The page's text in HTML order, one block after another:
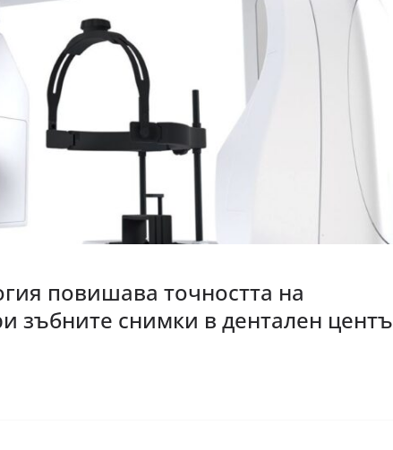
повишава точността на
зъбните снимки в дентален